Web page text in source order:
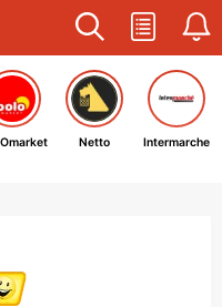
Netto Intermarche